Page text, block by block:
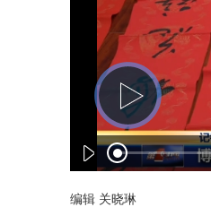
编辑 关晓琳